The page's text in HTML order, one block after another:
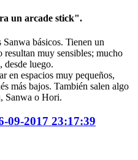
un arcade stick".
básicos. Tienen un
muy sensibles; mucho
desde luego.
en espacios muy pequeños,
más bajos. También salen algo
Sanwa o Hori.
09-2017 23:17:39